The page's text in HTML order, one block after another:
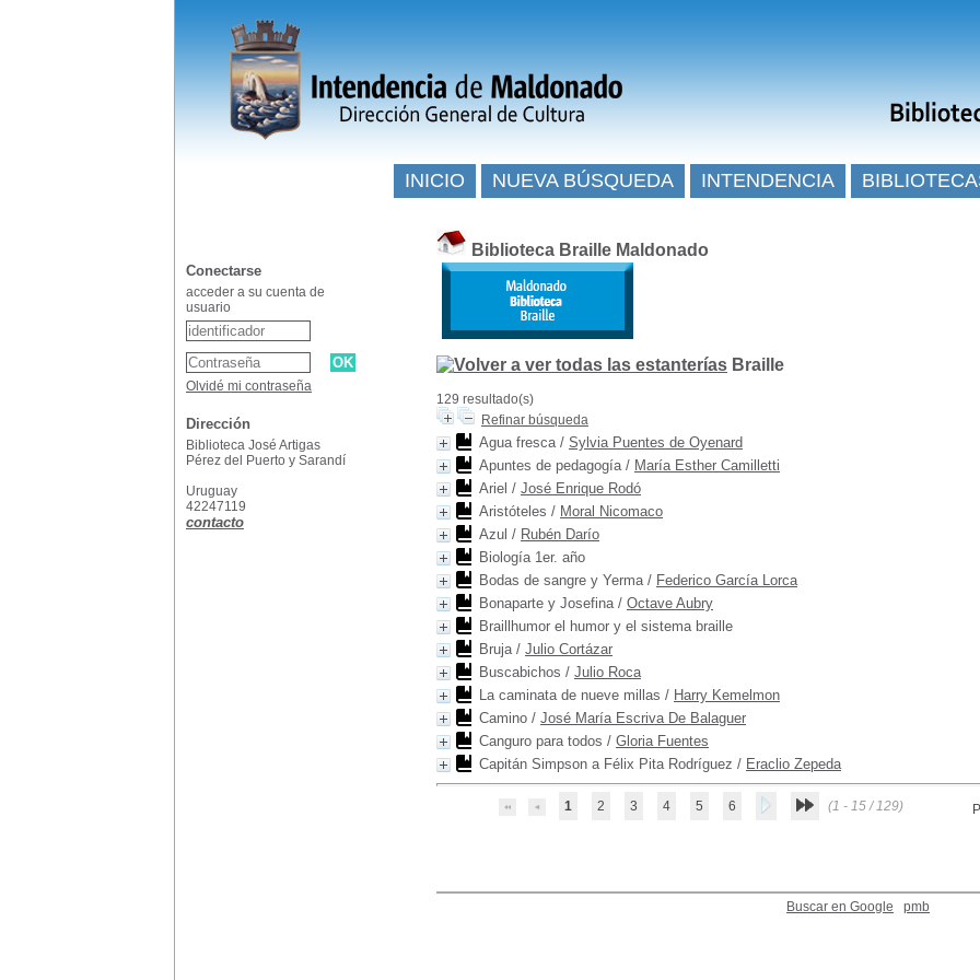
Biblioteca Braille Maldonado
Braille
129 resultado(s)
Refinar búsqueda
Agua fresca/ Sylvia Puentes de Oyenard
Apuntes de pedagogía/ María Esther Camilletti
Ariel / José Enrique Rodó
Aristóteles / Moral Nicomaco
Azul / Rubén Darío
Biología 1er. año
Bodas de sangre y Yerma/ Federico García Lorca
Bonaparte y Josefina/ Octave Aubry
Braillhumor el humor y el sistema braille
Bruja/ Julio Cortázar
Buscabichos / Julio Roca
La caminata de nueve millas / Harry Kemelmon
Camino / José María Escriva De Balaguer
Canguro para todos / Gloria Fuentes
Capitán Simpson a Félix Pita Rodríguez / Eraclio Zepeda
1 2 3 4 5 6 (1 - 15 / 129)
Buscar en Google pmb
INICIO NUEVA BÚSQUEDA INTENDENCIA
Conectarse
acceder a su cuenta de
usuario
Olvidé mi contraseña
Dirección
Biblioteca José Artigas
Pérez del Puerto y Sarandí
Uruguay
42247119
contacto